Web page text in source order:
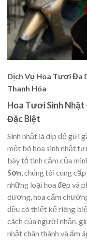
Dịch Vụ Hoa Tươi Đa
Thanh Hóa
Hoa Tươi Sinh Nhật
Đặc Biệt
Sinh nhật là dịp để gửi
một bó hoa sinh nhật
bày tỏ tình cảm của
Sơn , chúng tôi cung
những loại hoa đẹp và
dương, hoa cẩm
đều có thiết kế riêng
cách của người nhận,
nhật chân thành và ấm